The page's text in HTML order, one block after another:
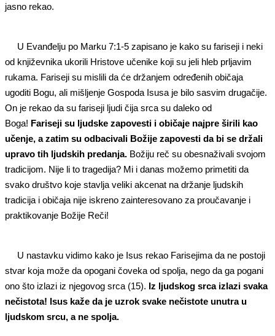
jasno rekao.
U Evanđelju po Marku 7:1-5 zapisano je kako su fariseji i neki
od književnika ukorili Hristove učenike koji su jeli hleb prljavim
rukama. Fariseji su mislili da će držanjem određenih običaja
ugoditi Bogu, ali mišljenje Gospoda Isusa je bilo sasvim drugačije.
On je rekao da su fariseji ljudi čija srca su daleko od
Boga! Fariseji su ljudske zapovesti i običaje najpre širili kao
učenje, a zatim su odbacivali Božije zapovesti da bi se držali
upravo tih ljudskih predanja. Božiju reč su obesnaživali svojom
tradicijom. Nije li to tragedija? Mi i danas možemo primetiti da
svako društvo koje stavlja veliki akcenat na držanje ljudskih
tradicija i običaja nije iskreno zainteresovano za proučavanje i
praktikovanje Božije Reči!
U nastavku vidimo kako je Isus rekao Farisejima da ne postoji
stvar koja može da opogani čoveka od spolja, nego da ga pogani
ono što izlazi iz njegovog srca (15). Iz ljudskog srca izlazi svaka
nečistota! Isus kaže da je uzrok svake nečistote unutra u
ljudskom srcu, a ne spolja.